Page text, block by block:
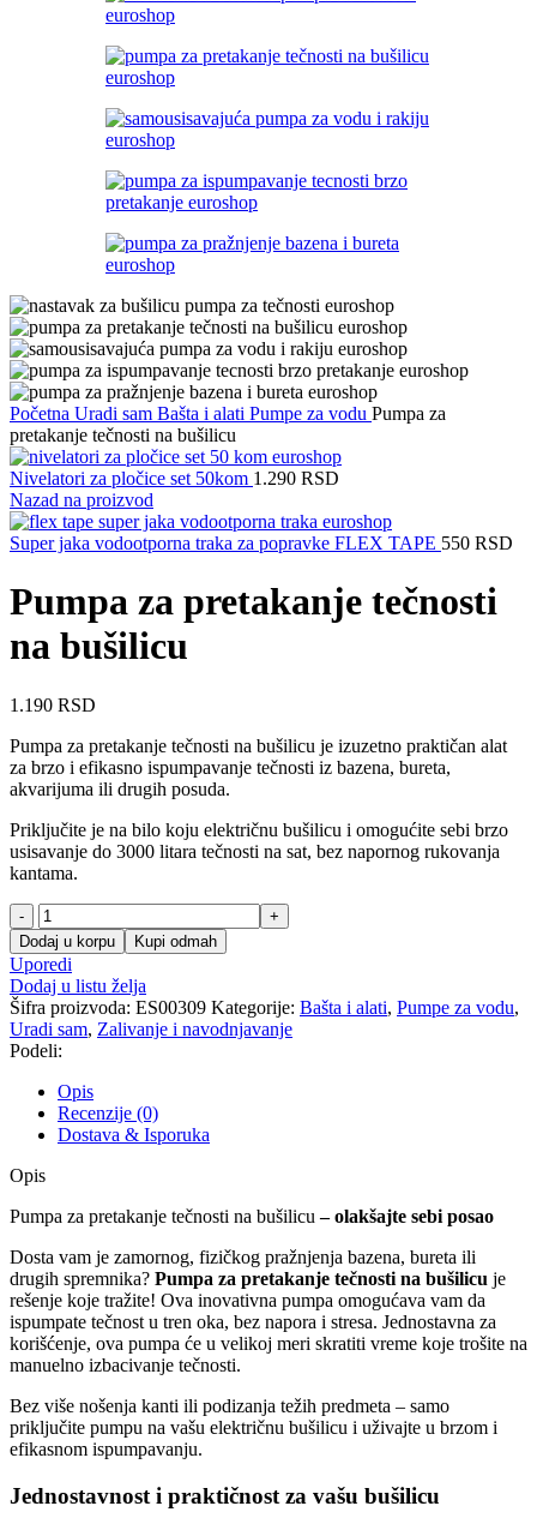
Početna Uradi sam Bašta i alati Pumpe za vodu Pumpa za
pretakanje tečnosti na bušilicu
Nivelatori za pločice set 50kom 1.290 RSD
Nazad na proizvod
Super jaka vodootporna traka za popravke FLEX TAPE 550 RSD
Pumpa za pretakanje tečnosti
na bušilicu
1.190 RSD
Pumpa za pretakanje tečnosti na bušilicu je izuzetno praktičan alat
za brzo i efikasno ispumpavanje tečnosti iz bazena, bureta,
akvarijuma ili drugih posuda.
Priključite je na bilo koju električnu bušilicu i omogućite sebi brzo
usisavanje do 3000 litara tečnosti na sat, bez napornog rukovanja
kantama.
Pumpa
za
pretakanje
tečnosti
na
bušilicu
količina
Dodaj u korpu Kupi odmah
Uporedi
Dodaj u listu želja
Šifra proizvoda: ES00309 Kategorije: Bašta i alati, Pumpe za vodu,
Uradi sam, Zalivanje i navodnjavanje
Podeli:
Opis
Recenzije (0)
Dostava & Isporuka
Opis
Pumpa za pretakanje tečnosti na bušilicu– olakšajte sebi posao
Dosta vam je zamornog, fizičkog pražnjenja bazena, bureta ili
drugih spremnika? Pumpa za pretakanje tečnosti na bušilicu je
rešenje koje tražite! Ova inovativna pumpa omogućava vam da
ispumpate tečnost u tren oka, bez napora i stresa. Jednostavna za
korišćenje, ova pumpa će u velikoj meri skratiti vreme koje trošite na
manuelno izbacivanje tečnosti.
Bez više nošenja kanti ili podizanja težih predmeta – samo
priključite pumpu na vašu električnu bušilicu i uživajte u brzom i
efikasnom ispumpavanju.
Jednostavnost i praktičnost za vašu bušilicu